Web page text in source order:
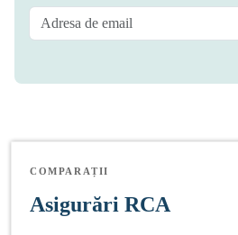
COMPARAȚII
Asigurări RCA